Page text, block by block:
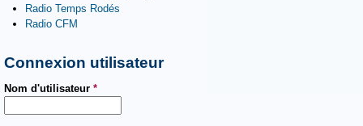
Radio Temps Rodés
Radio CFM
Connexion utilisateur
Nom d'utilisateur *